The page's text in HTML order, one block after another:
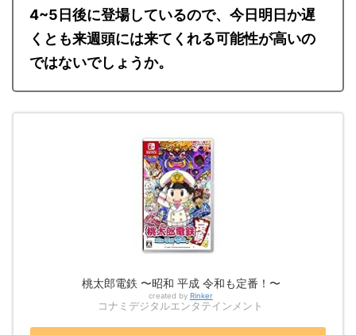
4~5日後に登場しているので、今日明日か遅
くとも来週頭には来てくれる可能性が高いの
ではないでしょうか。
桃太郎電鉄 〜昭和 平成 令和も定番！〜
created by Rinker
コナミデジタルエンタテインメント